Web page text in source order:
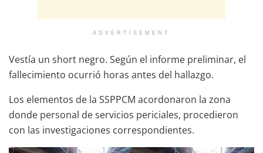
ADVERTISEMENT
Vestía un short negro. Según el informe preliminar, el
fallecimiento ocurrió horas antes del hallazgo.
Los elementos de la SSPPCM acordonaron la zona
donde personal de servicios periciales, procedieron
con las investigaciones correspondientes.